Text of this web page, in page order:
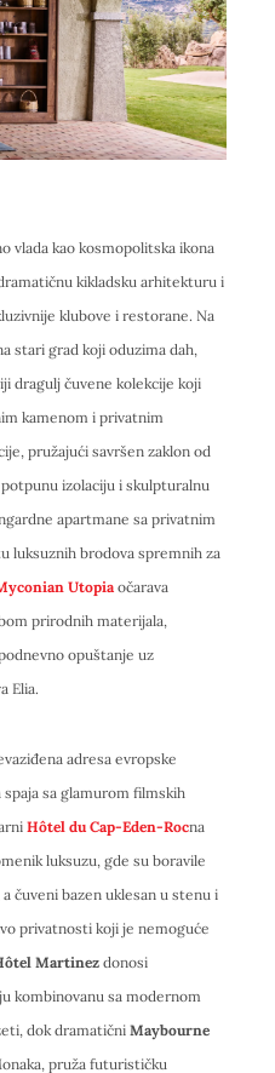
vlada kao kosmopolitska ikona
kikladsku arhitekturu i
klubove i restorane. Na
stari grad koji oduzima dah,
dragulj čuvene kolekcije koji
kamenom i privatnim
pružajući savršen zaklon od
izolaciju i skulpturalnu
apartmane sa privatnim
luksuznih brodova spremnih za
Utopia očarava
prirodnih materijala,
opuštanje uz
Elia.
adresa evropske
sa glamurom filmskih
Hôtel du Cap-Eden-Rocna
luksuzu, gde su boravile
čuveni bazen uklesan u stenu i
privatnosti koji je nemoguće
Martinezdonosi
kombinovanu sa modernom
dok dramatični Maybourne
pruža futurističku